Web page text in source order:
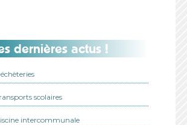
dernières actus !
scolaires
intercommunale